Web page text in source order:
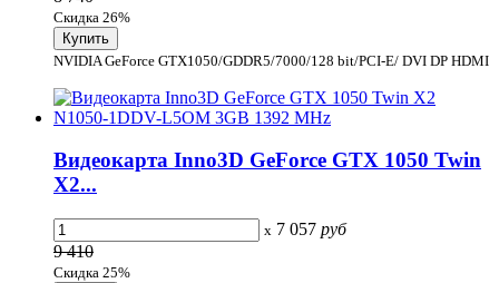
Скидка 26%
NVIDIA GeForce GTX1050/GDDR5/7000/128 bit/PCI-E/ DVI DP HDMI
Видеокарта Inno3D GeForce GTX 1050 Twin
X2...
x 7 057 руб
9 410
Скидка 25%